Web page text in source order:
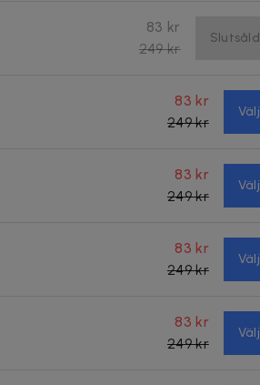
83 kr
249 kr
Slutsåld
83 kr
249 kr
Välj
83 kr
249 kr
Välj
83 kr
249 kr
Välj
83 kr
249 kr
Välj